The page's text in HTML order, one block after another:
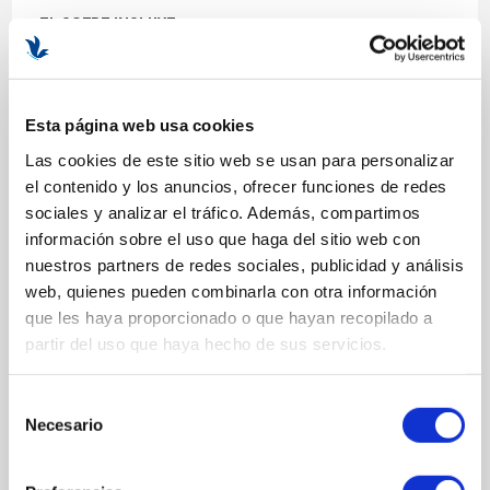
Esta página web usa cookies
Las cookies de este sitio web se usan para personalizar
el contenido y los anuncios, ofrecer funciones de redes
sociales y analizar el tráfico. Además, compartimos
información sobre el uso que haga del sitio web con
nuestros partners de redes sociales, publicidad y análisis
web, quienes pueden combinarla con otra información
que les haya proporcionado o que hayan recopilado a
partir del uso que haya hecho de sus servicios.
Necesario
EL COFRE INCLUYE:
CRÈME TOMATE L’ORIGINALE
SUPER SÉRUM MICRO-PEELINGTubo 30 ml
Pañuelo "Furoshiki" de edición limitada, elegante y eco-
responsable.
MÁS INFORMACIÓN
MODO DE UTILIZACIÓN
Limpia tu rostro con un producto adecuado a tu tipo de piel.
Aplica el Super Sérum Micro-Peeling sobre el rostro limpio y
A continuación, aplica la Crème Tomate L'Originale para hidratar